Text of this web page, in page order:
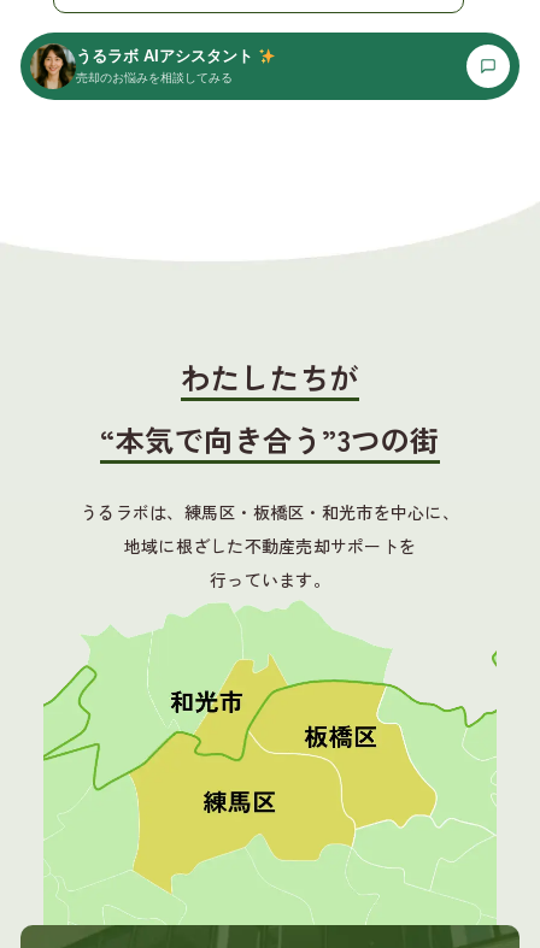
うるラボ AIアシスタント
売却のお悩みを相談してみる
わたしたちが
“本気で向き合う”3つの街
うるラボは、練馬区・板橋区・和光市を中心に、
地域に根ざした不動産売却サポートを
行っています。